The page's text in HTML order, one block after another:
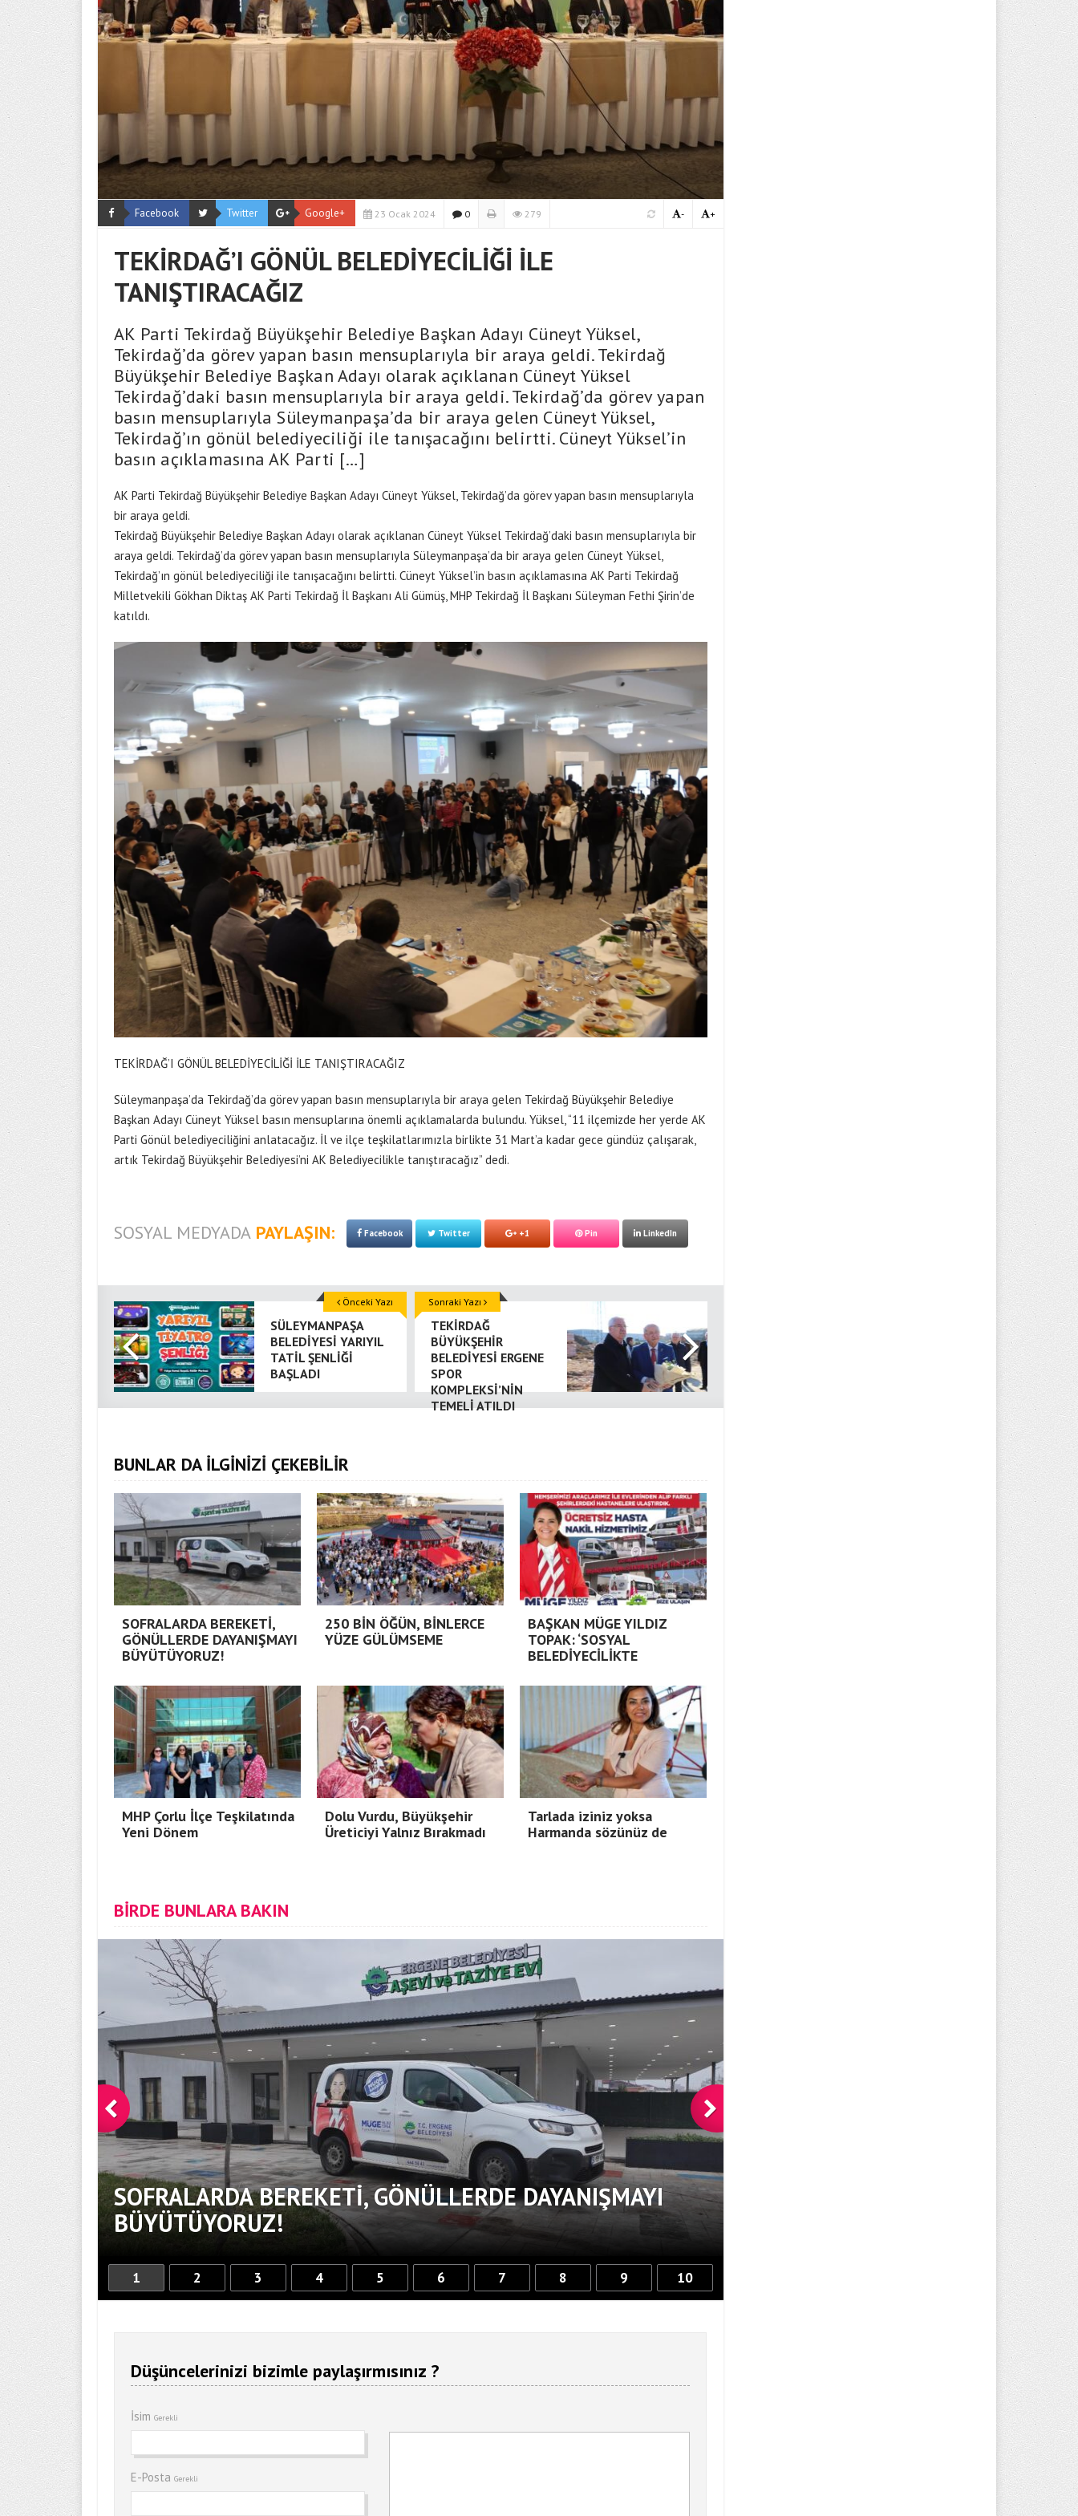
Facebook Twitter Google+ 23 Ocak 2024 0 279 +
-
TEKİRDAĞ’I GÖNÜL BELEDİYECİLİĞİ İLE
TANIŞTIRACAĞIZ
AK Parti Tekirdağ Büyükşehir Belediye Başkan Adayı Cüneyt Yüksel,
Tekirdağ’da görev yapan basın mensuplarıyla bir araya geldi. Tekirdağ
Büyükşehir Belediye Başkan Adayı olarak açıklanan Cüneyt Yüksel
Tekirdağ’daki basın mensuplarıyla bir araya geldi. Tekirdağ’da görev yapan
basın mensuplarıyla Süleymanpaşa’da bir araya gelen Cüneyt Yüksel,
Tekirdağ’ın gönül belediyeciliği ile tanışacağını belirtti. Cüneyt Yüksel’in
basın açıklamasına AK Parti […]
AK Parti Tekirdağ Büyükşehir Belediye Başkan Adayı Cüneyt Yüksel, Tekirdağ’da görev yapan basın mensuplarıyla
bir araya geldi.
Tekirdağ Büyükşehir Belediye Başkan Adayı olarak açıklanan Cüneyt Yüksel Tekirdağ’daki basın mensuplarıyla bir
araya geldi. Tekirdağ’da görev yapan basın mensuplarıyla Süleymanpaşa’da bir araya gelen Cüneyt Yüksel,
Tekirdağ’ın gönül belediyeciliği ile tanışacağını belirtti. Cüneyt Yüksel’in basın açıklamasına AK Parti Tekirdağ
Milletvekili Gökhan Diktaş AK Parti Tekirdağ İl Başkanı Ali Gümüş, MHP Tekirdağ İl Başkanı Süleyman Fethi Şirin’de
katıldı.
TEKİRDAĞ’I GÖNÜL BELEDİYECİLİĞİ İLE TANIŞTIRACAĞIZ
Süleymanpaşa’da Tekirdağ’da görev yapan basın mensuplarıyla bir araya gelen Tekirdağ Büyükşehir Belediye
Başkan Adayı Cüneyt Yüksel basın mensuplarına önemli açıklamalarda bulundu. Yüksel, “11 ilçemizde her yerde AK
Parti Gönül belediyeciliğini anlatacağız. İl ve ilçe teşkilatlarımızla birlikte 31 Mart’a kadar gece gündüz çalışarak,
artık Tekirdağ Büyükşehir Belediyesi’ni AK Belediyecilikle tanıştıracağız” dedi.
SOSYAL MEDYADA PAYLAŞIN: Facebook Twitter +1 Pin LinkedIn
SÜLEYMANPAŞA
BELEDİYESİ YARIYIL
TATİL ŞENLİĞİ
BAŞLADI
Önceki Yazı
TEKİRDAĞ
BÜYÜKŞEHİR
BELEDİYESİ ERGENE
SPOR
KOMPLEKSİ’NİN
TEMELİ ATILDI
Sonraki Yazı
BUNLAR DA İLGİNİZİ ÇEKEBİLİR
SOFRALARDA BEREKETİ,
GÖNÜLLERDE DAYANIŞMAYI
BÜYÜTÜYORUZ!
250 BİN ÖĞÜN, BİNLERCE
YÜZE GÜLÜMSEME
BAŞKAN MÜGE YILDIZ
TOPAK: ‘SOSYAL
BELEDİYECİLİKTE
MHP Çorlu İlçe Teşkilatında
Yeni Dönem
Dolu Vurdu, Büyükşehir
Üreticiyi Yalnız Bırakmadı
Tarlada iziniz yoksa
Harmanda sözünüz de
BİRDE BUNLARA BAKIN
SOFRALARDA BEREKETİ, GÖNÜLLERDE DAYANIŞMAYI
BÜYÜTÜYORUZ!
250 BİN ÖĞÜN, BİNLERCE
1 2 3 4 5 6 7 8 9 10
Düşüncelerinizi bizimle paylaşırmısınız ?
İsim Gerekli
E-Posta Gerekli